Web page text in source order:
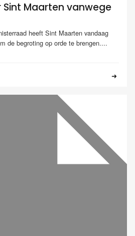
Sint Maarten vanwege
heeft Sint Maarten vandaag
de begroting op orde te brengen....